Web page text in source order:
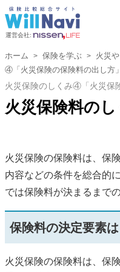
運営会社:
ホーム 保険を学ぶ 火災
④「火災保険の保険料の出し方」
火災保険のしくみ④「火災保
火災保険料の
火災保険の保険料は、保
内容などの条件を総合的
では保険料が決まるまで
保険料の決定要素は
火災保険の保険料は、保